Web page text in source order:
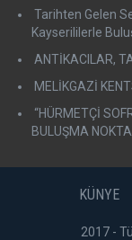
Tarihten Gelen
Kayserililerle
ANTİKACILAR,
MELİKGAZİ
“HÜRMETÇİ
BULUŞMA
KÜNYE
2017 -